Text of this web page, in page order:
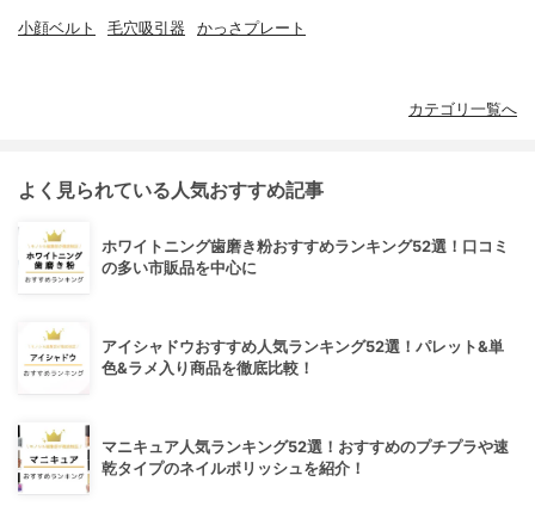
小顔ベルト 毛穴吸引器 かっさプレート
カテゴリ一覧へ
よく見られている人気おすすめ記事
ホワイトニング歯磨き粉おすすめランキング52選！口コミ
の多い市販品を中心に
アイシャドウおすすめ人気ランキング52選！パレット&単
色&ラメ入り商品を徹底比較！
マニキュア人気ランキング52選！おすすめのプチプラや速
乾タイプのネイルポリッシュを紹介！